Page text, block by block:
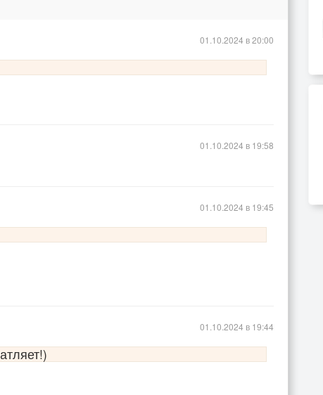
01.10.2024 в 20:00
01.10.2024 в 19:58
01.10.2024 в 19:45
01.10.2024 в 19:44